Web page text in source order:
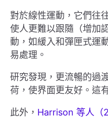
對於線性運動，它們往
使人更難以跟隨（增加
動，如緩入和彈匣式運
易處理。
研究發現，更流暢的過
荷，使界面更友好。這
此外， Harrison 等人（